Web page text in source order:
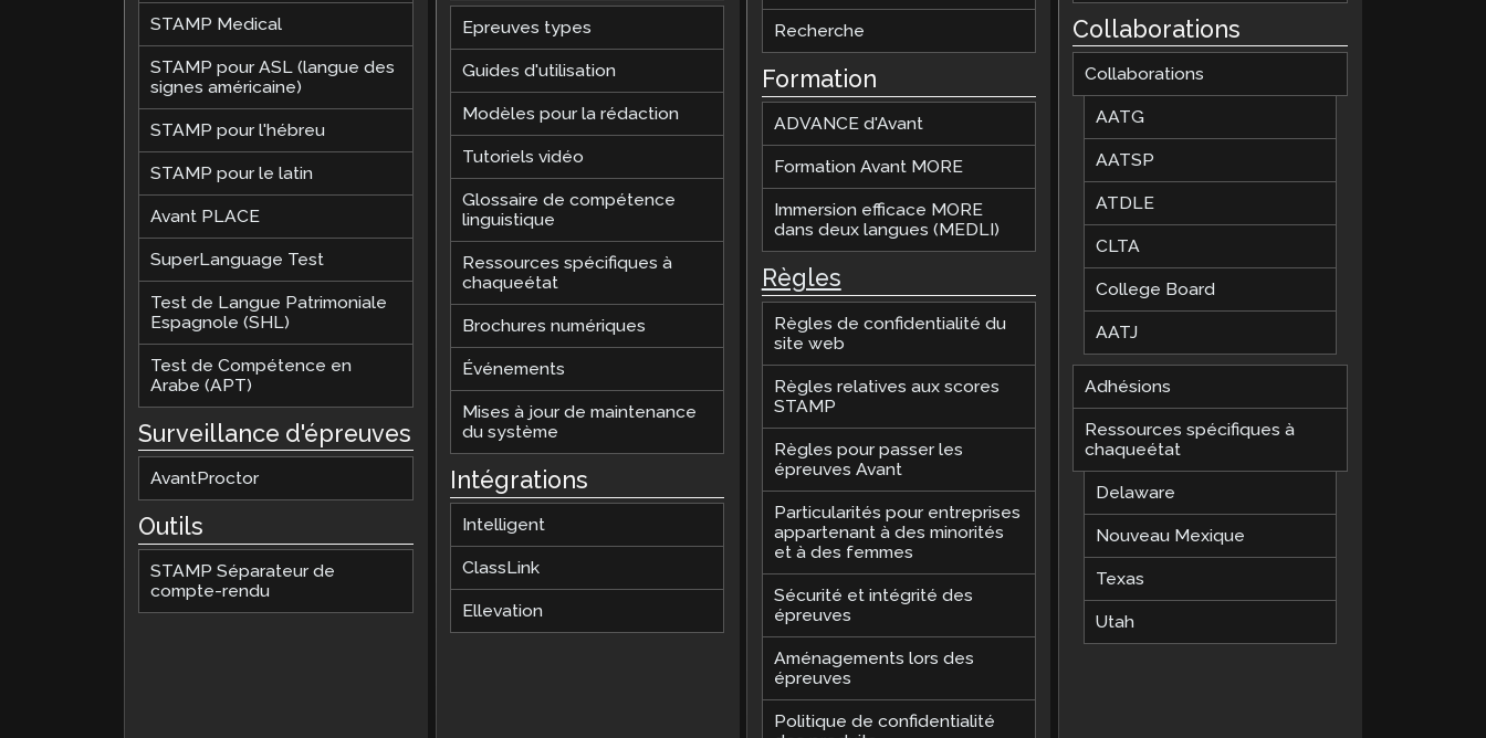
STAMP Medical
STAMP pour ASL (langue des
signes américaine)
STAMP pour l'hébreu
STAMP pour le latin
Avant PLACE
SuperLanguage Test
Test de Langue Patrimoniale
Espagnole (SHL)
Test de Compétence en
Arabe (APT)
Surveillance d'épreuves
AvantProctor
Outils
STAMP Séparateur de
compte-rendu
Epreuves types
Guides d'utilisation
Modèles pour la rédaction
Tutoriels vidéo
Glossaire de compétence
linguistique
Ressources spécifiques à
chaqueétat
Brochures numériques
Événements
Mises à jour de maintenance
du système
Intégrations
Intelligent
ClassLink
Ellevation
Recherche
Formation
ADVANCE d'Avant
Formation Avant MORE
Immersion efficace MORE
dans deux langues (MEDLI)
Règles
Règles de confidentialité du
site web
Règles relatives aux scores
STAMP
Règles pour passer les
épreuves Avant
Particularités pour entreprises
appartenant à des minorités
et à des femmes
Sécurité et intégrité des
épreuves
Aménagements lors des
épreuves
Politique de confidentialité
Collaborations
Collaborations
AATG
AATSP
ATDLE
CLTA
College Board
AATJ
Adhésions
Ressources spécifiques à
chaqueétat
Delaware
Nouveau Mexique
Texas
Utah